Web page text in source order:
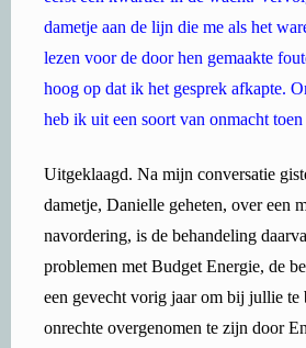
dametje aan de lijn die me als het
lezen voor de door hen gemaakte
hoog op dat ik het gesprek afkapte.
heb ik uit een soort van onmacht
Uitgeklaagd. Na mijn conversatie
dametje, Danielle geheten, over een
navordering, is de behandeling
problemen met Budget Energie, de
een gevecht vorig jaar om bij jullie te
onrechte overgenomen te zijn door